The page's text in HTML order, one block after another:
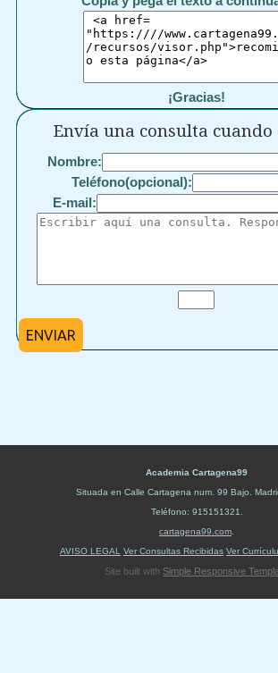
¡Gracias!
Envía una consulta cuando
Nombre:
Teléfono(opcional):
E-mail:
ENVIAR
Academia Cartagena99
Situada en Calle Cartagena num. 99 Bajo
Teléfono: 915151321
cartagena99.com
AVISO LEGAL
Ver Consultas Recibidas Ver
Site built with Simple Responsive